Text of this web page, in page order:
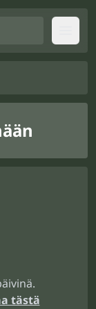
tästä